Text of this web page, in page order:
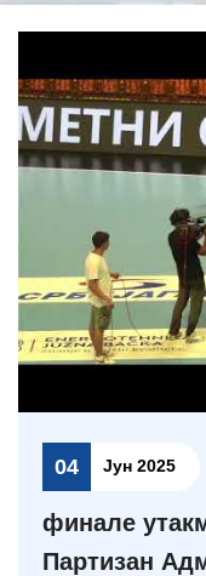
04 Јун 2025
финале
Партизан